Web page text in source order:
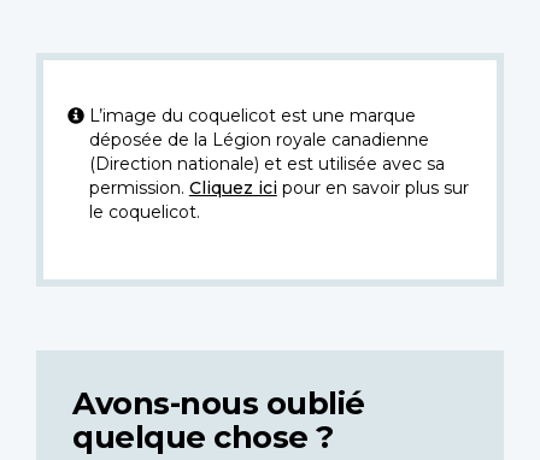
L’image du coquelicot est une marque
déposée de la Légion royale canadienne
(Direction nationale) et est utilisée avec sa
permission. Cliquez icipour en savoir plus sur
le coquelicot.
Avons-nous oublié
quelque chose ?